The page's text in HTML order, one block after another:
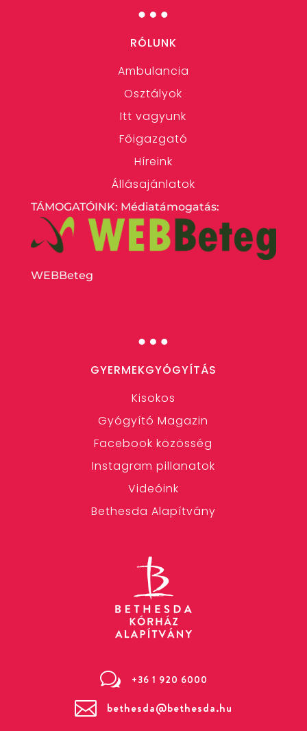
RÓLUNK
Ambulancia
Osztályok
Itt vagyunk
Főigazgató
Híreink
Állásajánlatok
TÁMOGATÓINK: Médiatámogatás:
WEBBeteg
…
GYERMEKGYÓGYÍTÁS
Kisokos
Gyógyító Magazin
Facebook közösség
Instagram pillanatok
Videóink
Bethesda Alapítvány
w +36 1 920 6000
 bethesda@bethesda.hu